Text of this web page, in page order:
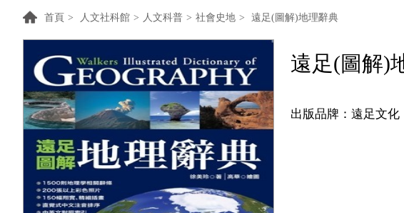
首頁 > 人文社科館 > 人文科普 > 社會史地 > 遠足(圖解)地理辭典
遠足(圖解)
出版品牌：遠足文化